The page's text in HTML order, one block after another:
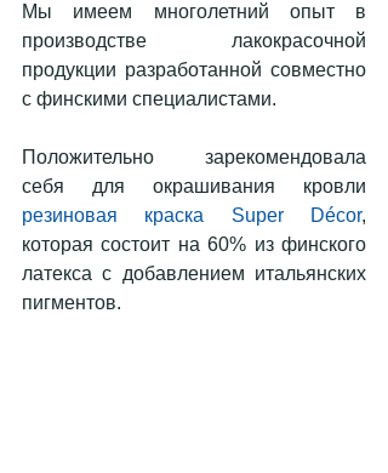
Мы имеем многолетний опыт в
производстве лакокрасочной
продукции разработанной совместно
с финскими специалистами.
Положительно зарекомендовала
резиновая краска Super Décor,
которая состоит на 60% из финского
латекса с добавлением итальянских
пигментов.